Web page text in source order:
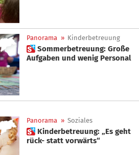
Panorama » Kinderbetreuung
 Sommerbetreuung: Große
Aufgaben und wenig Personal
Panorama » Soziales
 Kinderbetreuung: „Es geht
rück- statt vorwärts“